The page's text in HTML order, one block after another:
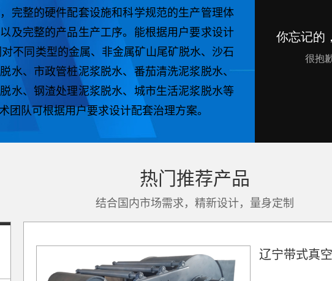
完整的硬件配套设施和科学规范的生产管理体
及完整的产品生产工序。能根据用户要求设计
不同类型的金属、非金属矿山尾矿脱水、沙石
水、市政管桩泥浆脱水、番茄清洗泥浆脱水、
水、钢渣处理泥浆脱水、城市生活泥浆脱水等
团队可根据用户要求设计配套治理方案。
热门推荐产品
结合国内市场需求，精新设计，量身定制
辽宁带式真